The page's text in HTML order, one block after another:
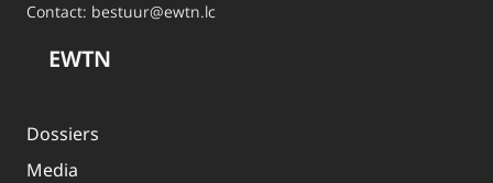
Contact: bestuur@ewtn.lc
EWTN
Dossiers
Media